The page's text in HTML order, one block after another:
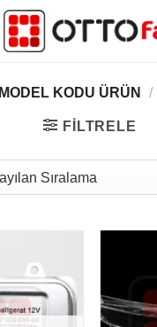
MODEL KODU ÜRÜN /
FILTRELE